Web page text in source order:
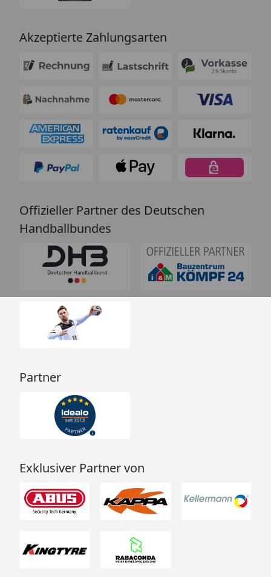
Akzeptierte Zahlungsarten
Offizieller Partner des Deutschen
Handballbundes
Partner
Exklusiver Partner von